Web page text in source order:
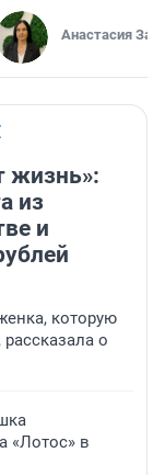
Анастасия
жизнь»:
из
и
которую
о
«Лотос» в